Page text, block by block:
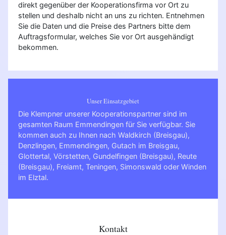
direkt gegenüber der Kooperationsfirma vor Ort zu
stellen und deshalb nicht an uns zu richten. Entnehmen
Sie die Daten und die Preise des Partners bitte dem
Auftragsformular, welches Sie vor Ort ausgehändigt
bekommen.
Unser Einsatzgebiet
Die Klempner unserer Kooperationspartner sind im
gesamten Raum Emmendingen für Sie verfügbar. Sie
kommen auch zu Ihnen nach Waldkirch (Breisgau),
Denzlingen, Emmendingen, Gutach im Breisgau,
Glottertal, Vörstetten, Gundelfingen (Breisgau), Reute
(Breisgau), Freiamt, Teningen, Simonswald oder Winden
im Elztal.
Kontakt